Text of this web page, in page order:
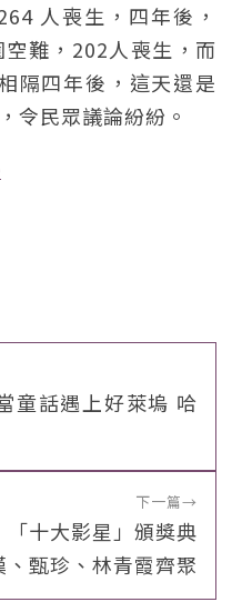
人喪生，四年後，
難，202人喪生，而
隔四年後，這天還是
令民眾議論紛紛。
童話遇上好萊塢 哈
下一篇→
「十大影星」頒獎典
甄珍、林青霞齊聚